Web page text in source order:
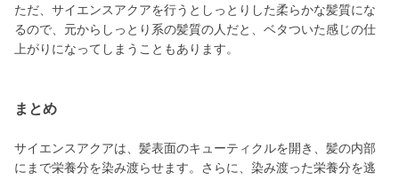
ただ、サイエンスアクアを行うとしっとりした柔らかな髪質にな
るので、元からしっとり系の髪質の人だと、ベタついた感じの仕
上がりになってしまうこともあります。
まとめ
サイエンスアクアは、髪表面のキューティクルを開き、髪の内部
にまで栄養分を染み渡らせます。さらに、染み渡った栄養分を逃